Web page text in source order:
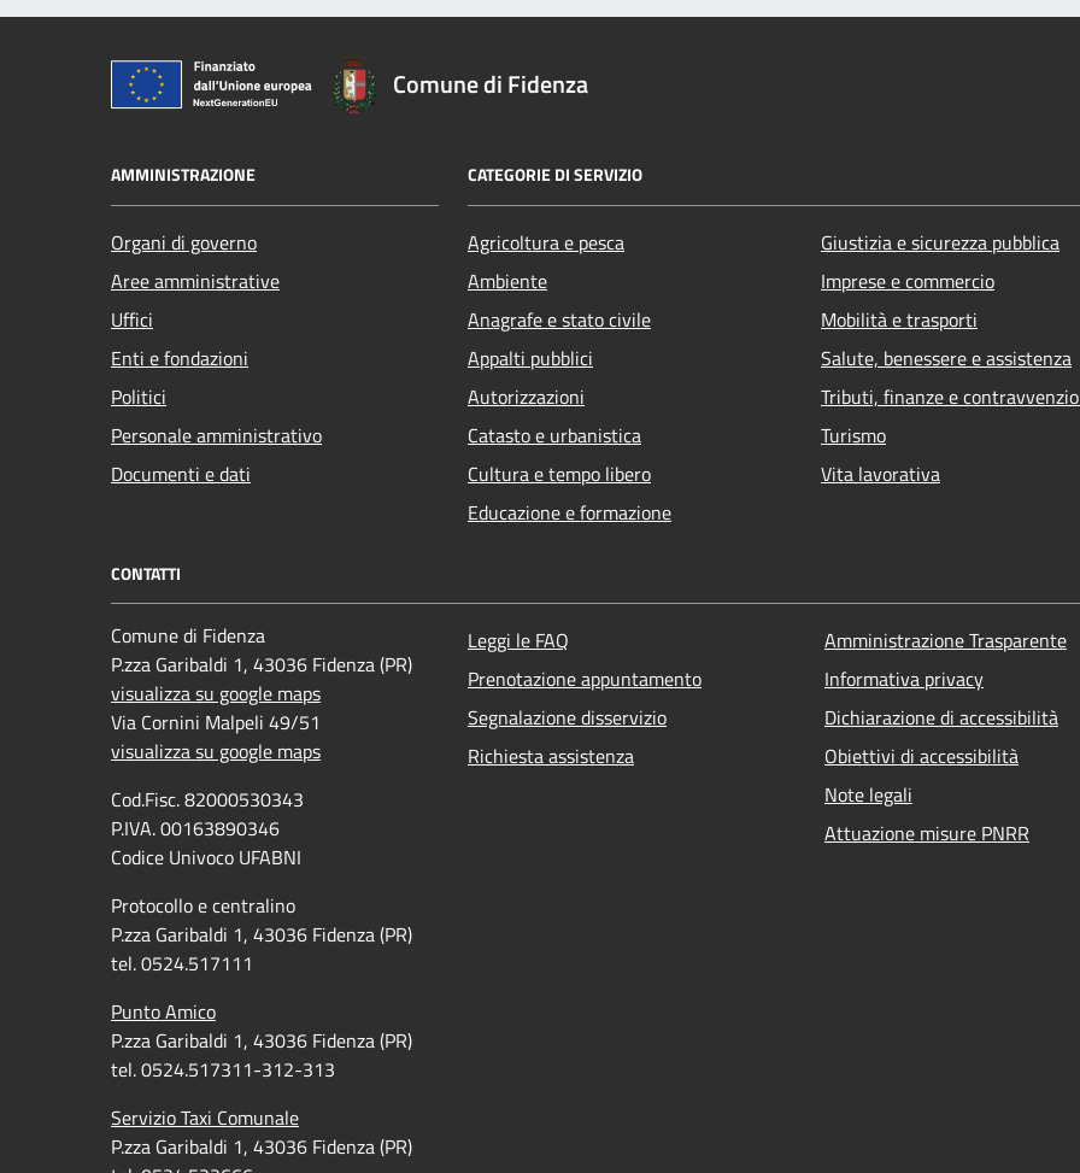
Comune di Fidenza
AMMINISTRAZIONE
Organi di governo
Aree amministrative
Uffici
Enti e fondazioni
Politici
Personale amministrativo
Documenti e dati
CATEGORIE DI SERVIZIO
Agricoltura e pesca
Ambiente
Anagrafe e stato civile
Appalti pubblici
Autorizzazioni
Catasto e urbanistica
Cultura e tempo libero
Educazione e formazione
Giustizia e sicurezza pubblica
Imprese e commercio
Mobilità e trasporti
Salute, benessere e assistenza
Tributi, finanze e
Turismo
Vita lavorativa
CONTATTI
Comune di Fidenza
P.zza Garibaldi 1, 43036 Fidenza (PR)
visualizza su google maps
Via Cornini Malpeli 49/51
visualizza su google maps
Cod.Fisc. 82000530343
P.IVA. 00163890346
Codice Univoco UFABNI
Protocollo e centralino
P.zza Garibaldi 1, 43036 Fidenza (PR)
tel. 0524.517111
Punto Amico
P.zza Garibaldi 1, 43036 Fidenza (PR)
tel. 0524.517311-312-313
Servizio Taxi Comunale
P.zza Garibaldi 1, 43036 Fidenza (PR)
Leggi le FAQ
Prenotazione appuntamento
Segnalazione disservizio
Richiesta assistenza
Amministrazione Trasparente
Informativa privacy
Dichiarazione di accessibilità
Obiettivi di accessibilità
Note legali
Attuazione misure PNRR